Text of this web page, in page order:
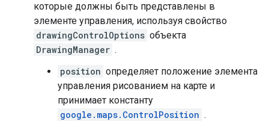
которые должны быть представлены в
элементе управления, используя свойство
drawingControlOptions объекта
DrawingManager .
position определяет положение элемента
управления рисованием на карте и
принимает константу
google.maps.ControlPosition .